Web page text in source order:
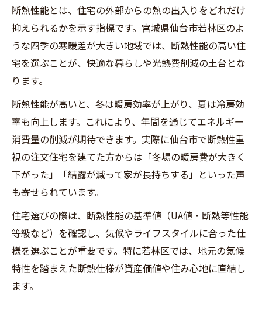
断熱性能とは、住宅の外部からの熱の出入りをどれだけ
抑えられるかを示す指標です。宮城県仙台市若林区のよ
うな四季の寒暖差が大きい地域では、断熱性能の高い住
宅を選ぶことが、快適な暮らしや光熱費削減の土台とな
ります。
断熱性能が高いと、冬は暖房効率が上がり、夏は冷房効
率も向上します。これにより、年間を通じてエネルギー
消費量の削減が期待できます。実際に仙台市で断熱性重
視の注文住宅を建てた方からは「冬場の暖房費が大きく
下がった」「結露が減って家が長持ちする」といった声
も寄せられています。
住宅選びの際は、断熱性能の基準値（UA値・断熱等性能
等級など）を確認し、気候やライフスタイルに合った仕
様を選ぶことが重要です。特に若林区では、地元の気候
特性を踏まえた断熱仕様が資産価値や住み心地に直結し
ます。